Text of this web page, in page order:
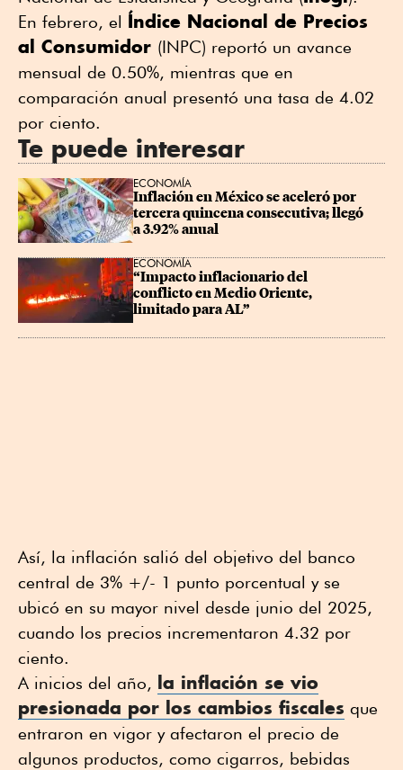
En febrero, el Índice Nacional de Precios
al Consumidor (INPC) reportó un avance
mensual de 0.50%, mientras que en
comparación anual presentó una tasa de 4.02
por ciento.
Te puede interesar
ECONOMÍA
Inflación en México se aceleró por
tercera quincena consecutiva; llegó
a 3.92% anual
ECONOMÍA
“Impacto inflacionario del
conflicto en Medio Oriente,
limitado para AL”
Así, la inflación salió del objetivo del banco
central de 3% +/- 1 punto porcentual y se
ubicó en su mayor nivel desde junio del 2025,
cuando los precios incrementaron 4.32 por
ciento.
A inicios del año, la inflación se vio
presionada por los cambios fiscales que
entraron en vigor y afectaron el precio de
algunos productos, como cigarros, bebidas